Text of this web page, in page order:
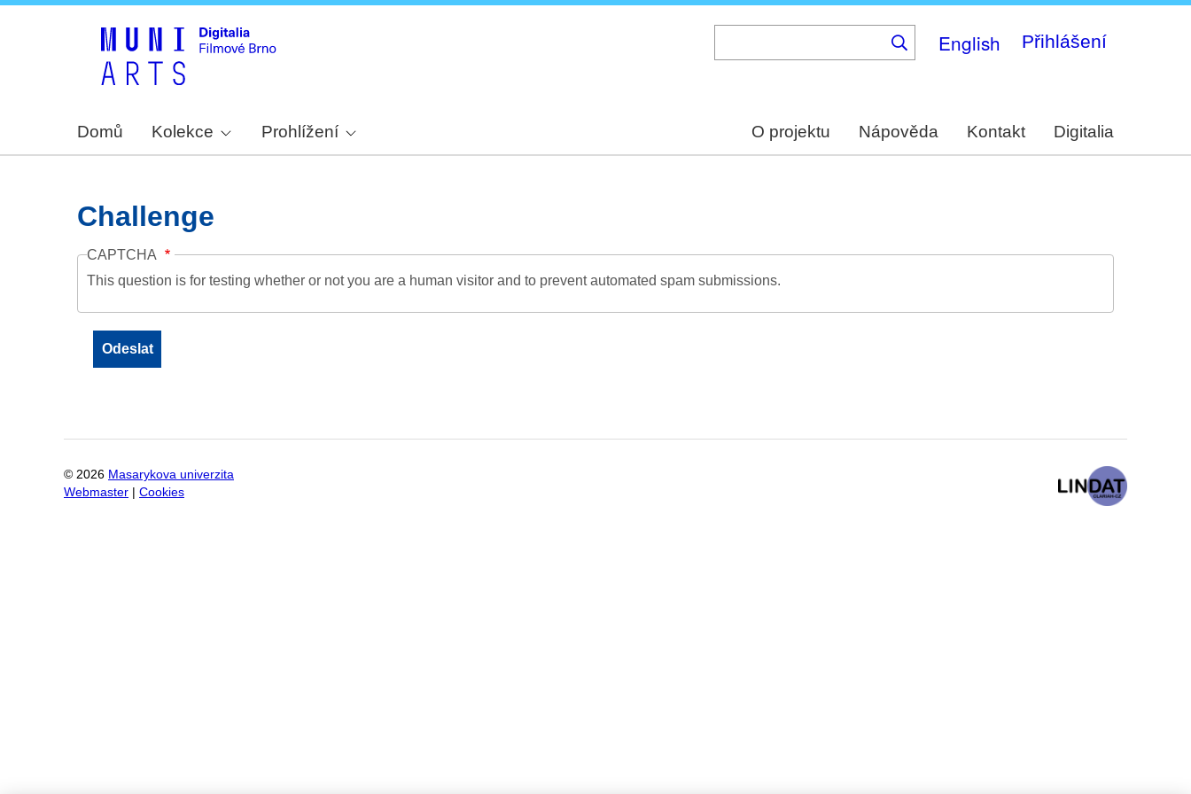
English Přihlášení
Domů Kolekce Prohlížení O projektu Nápověda Kontakt Digitalia
Challenge
CAPTCHA
This question is for testing whether or not you are a human visitor and to prevent automated spam submissions.
© 2026 Masarykova univerzita
Webmaster
Cookies